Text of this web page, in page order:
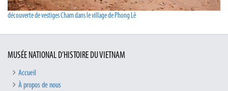
découverte de vestiges Cham dans le village de Phong Lê
MUSÉE NATIONAL D’HISTOIRE DU VIETNAM
Accueil
À propos de nous